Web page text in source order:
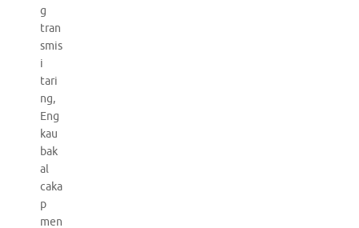
g
tran
smis
i
tari
ng,
Eng
kau
bak
al
caka
p
men